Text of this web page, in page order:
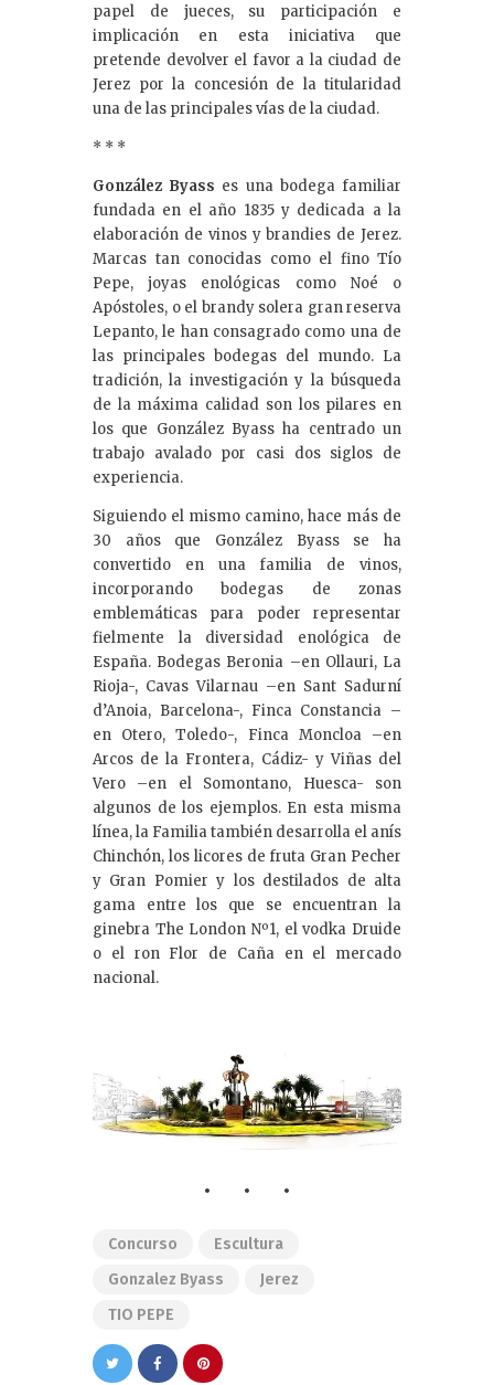
papel de jueces, su participación e
implicación en esta iniciativa que
pretende devolver el favor a la ciudad de
Jerez por la concesión de la titularidad
una de las principales vías de la ciudad.
* * *
González Byass es una bodega familiar
fundada en el año 1835 y dedicada a la
elaboración de vinos y brandies de Jerez.
Marcas tan conocidas como el fino Tío
Pepe, joyas enológicas como Noé o
Apóstoles, o el brandy solera gran reserva
Lepanto, le han consagrado como una de
las principales bodegas del mundo. La
tradición, la investigación y la búsqueda
de la máxima calidad son los pilares en
los que González Byass ha centrado un
trabajo avalado por casi dos siglos de
experiencia.
Siguiendo el mismo camino, hace más de
30 años que González Byass se ha
convertido en una familia de vinos,
incorporando bodegas de zonas
emblemáticas para poder representar
fielmente la diversidad enológica de
España. Bodegas Beronia –en Ollauri, La
Rioja-, Cavas Vilarnau –en Sant Sadurní
d’Anoia, Barcelona-, Finca Constancia –
en Otero, Toledo-, Finca Moncloa –en
Arcos de la Frontera, Cádiz- y Viñas del
Vero –en el Somontano, Huesca- son
algunos de los ejemplos. En esta misma
línea, la Familia también desarrolla el anís
Chinchón, los licores de fruta Gran Pecher
y Gran Pomier y los destilados de alta
gama entre los que se encuentran la
ginebra The London Nº1, el vodka Druide
o el ron Flor de Caña en el mercado
nacional.
Concurso
Escultura
Gonzalez Byass
Jerez
TIO PEPE